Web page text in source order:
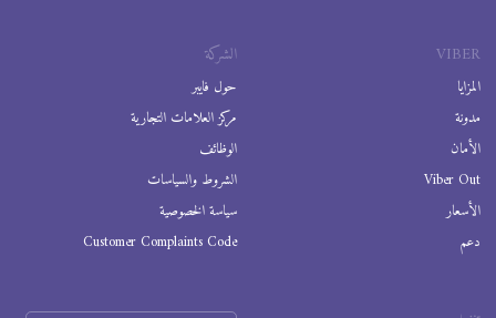
VIBER
المزايا
مدونة
الأمان
Viber Out
الأسعار
دعم
الشركة
حول فايبر
مركز العلامات التجارية
الوظائف
الشروط والسياسات
سياسة الخصوصية
Customer Complaints Code